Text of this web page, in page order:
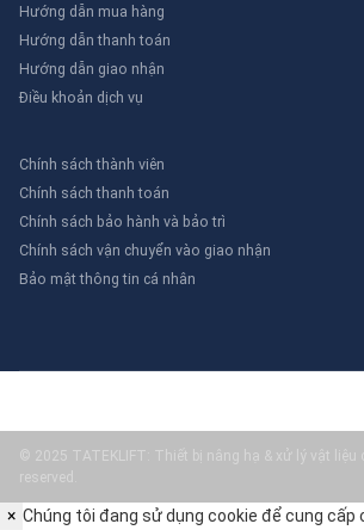
Hướng dẫn mua hàng
Hướng dẫn thanh toán
Hướng dẫn giao nhận
Điều khoản dịch vụ
Chính sách thành viên
Chính sách thanh toán
Chính sách bảo hành và bảo trì
Chính sách vận chuyển vào giao nhận
Bảo mật thông tin cá nhân
© 2025 TATEKLIFT: Thiết bị nâng hạ & xử lý vật liệu
reserved.
× Chúng tôi đang sử dụng cookie để cung cấp